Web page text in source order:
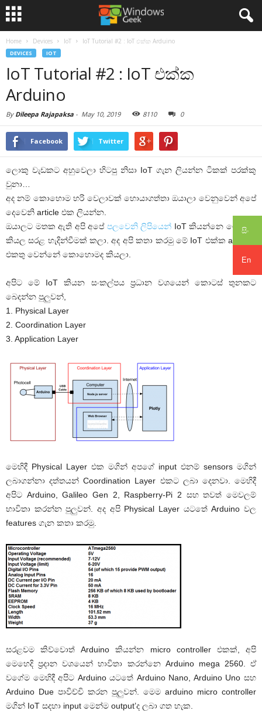
සිං
En
Home Devices IoT IoT Tutorial #2 : IoT එක්ක Arduino
DEVICES IOT
IoT Tutorial #2 : IoT එක්ක
Arduino
By Dileepa Rajapaksa - May 10, 2019 8110 0
Facebook Twitter
ලොකු වැඩකට අහුවෙලා හිටපු නිසා IoT ගැන ලියන්න ටිකක් පරක්කු
වුනා…
අද නම් කොහොම හරි වෙලාවක් හොයාගත්තා ඔයාලා වෙනුවෙන් අපේ
දෙවෙනි article එක ලියන්න.
ඔයාලට මතක ඇති අපි අපේ පලවෙනි ලිපියෙන් IoT කියන්නෙ මොකද්ද
කියල සරළ හැදින්වීමක් කලා. අද අපි කතා කරමු මේ IoT එක්ක arduino
එකතු වෙන්නේ කොහොමද කියලා.
අපිට මේ IoT කියන සංකල්පය ප්‍රධාන වශයෙන් කොටස් තුනකට
බෙදන්න පුලුවන්,
1. Physical Layer
2. Coordination Layer
3. Application Layer
මෙහිදී Physical Layer එක මගින් අපගේ input එනම් sensors මගින්
ලබාගන්නා දත්තයන් Coordination Layer එකට ලබා දෙනවා. මෙහිදී
අපිට Arduino, Galileo Gen 2, Raspberry-Pi 2 සහ තවත් මෙවලම්
භාවිතා කරන්න පුලුවන්. අද අපි Physical Layer යටතේ Arduino වල
features ගැන කතා කරමු.
සරළවම කිව්වොත් Arduino කියන්න micro controller එකක්, අපි
මෙහෙදි ප්‍රදාන වශයෙන් භාවිතා කරන්නෙ Arduino mega 2560. ඒ
වගේම මෙහිදී අපිට Arduino යටතේ Arduino Nano, Arduino Uno සහ
Arduino Due පාවිච්චි කරන පුලුවන්. මෙම arduino micro controller
මගින් IoT සදහා input මෙන්ම output’ද ලබා ගත හැක.